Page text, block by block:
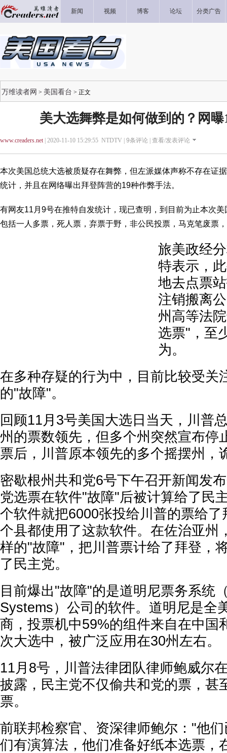
新闻 视频 博客 论坛 分类广告
万维读者网 > 美国看台 > 正文
美大选舞弊是如何做到的？网
www.creaders.net| 2020-11-10 15:29:55 NTDTV | 9条评论 | 查看/发表评论
本次美国总统大选被质疑存在舞弊，但左派媒体声称不存在证
统计，并且在网络曝出拜登阵营的19种作弊手法。
有网友11月9号在推特自发统计，现已查明，到目前为止本次
包括一人多票，死人票，弃票于野，非公民投票，马克笔废票
旅美政经
特表示，
地去点票
注销搬离
州高等法
选票"，至
为。
在多种存疑的行为中，目前比较受关
的"故障"。
回顾11月3号美国大选日当天，川普
州的票数领先，但多个州突然宣布停
票后，川普原本领先的多个摇摆州，
密歇根州共和党6号下午召开新闻发
党选票在软件"故障"后被计算给了民
个软件就把6000张投给川普的票给
个县都使用了这款软件。在佐治亚州
样的"故障"，把川普票计给了拜登，
了民主党。
目前爆出"故障"的是道明尼票务系统
Systems）公司的软件。道明尼是全
商，投票机中59%的组件来自在中国
次大选中，被广泛应用在30州左右。
11月8号，川普法律团队律师鲍威尔
披露，民主党不仅偷共和党的票，甚
票。
前联邦检察官、资深律师鲍尔："他
们有演算法，他们准备好纸本选票，